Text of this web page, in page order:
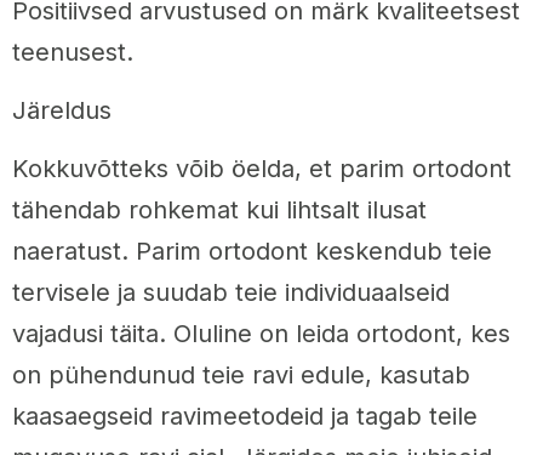
Positiivsed arvustused on märk kvaliteetsest
teenusest.
Järeldus
Kokkuvõtteks võib öelda, et parim ortodont
tähendab rohkemat kui lihtsalt ilusat
naeratust. Parim ortodont keskendub teie
tervisele ja suudab teie individuaalseid
vajadusi täita. Oluline on leida ortodont, kes
on pühendunud teie ravi edule, kasutab
kaasaegseid ravimeetodeid ja tagab teile